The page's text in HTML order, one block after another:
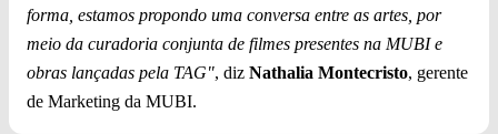
forma, estamos propondo uma conversa entre as artes, por
meio da curadoria conjunta de filmes presentes na MUBI e
obras lançadas pela TAG", diz Nathalia Montecristo, gerente
de Marketing da MUBI.